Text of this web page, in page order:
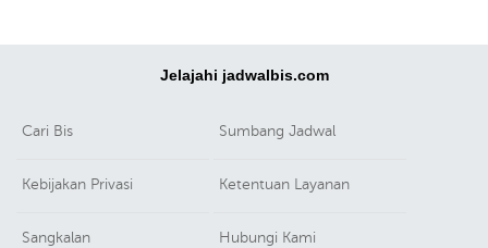
Jelajahi jadwalbis.com
Cari Bis Sumbang Jadwal
Kebijakan Privasi Ketentuan Layanan
Sangkalan Hubungi Kami